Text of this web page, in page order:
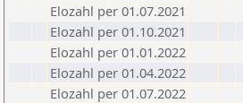
Elozahl per 01.07.2021
Elozahl per 01.10.2021
Elozahl per 01.01.2022
Elozahl per 01.04.2022
Elozahl per 01.07.2022